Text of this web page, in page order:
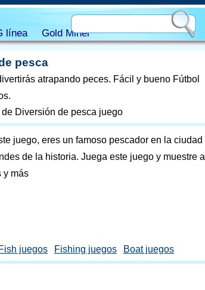
pesca
atrapando peces. Fácil y bueno Fútbol
Diversión de pesca juego
juego, eres un famoso pescador en la ciudad
de la historia. Juega este juego y muestre a
y más
Fish juegos Fishing juegos Boat juegos
línea Gold Miner